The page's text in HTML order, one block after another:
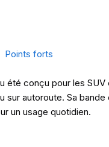
Points forts
été conçu pour les
sur autoroute. Sa
un usage quotidien.